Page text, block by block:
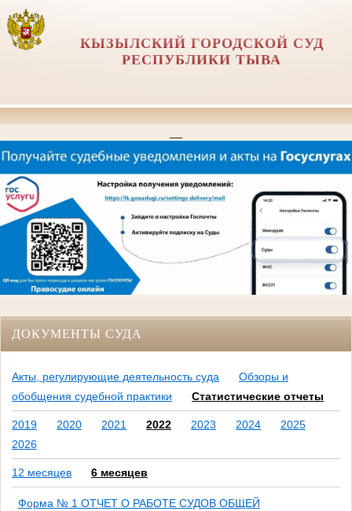
КЫЗЫЛСКИЙ ГОРОДСКОЙ СУД
РЕСПУБЛИКИ ТЫВА
ДОКУМЕНТЫ СУДА
Акты, регулирующие деятельность суда
Обзоры и
обобщения судебной практики
Статистические отчеты
2019 2020 2021 2022 2023 2024
2025
2026
12 месяцев 6 месяцев
Форма № 1 ОТЧЕТ О РАБОТЕ СУДОВ ОБЩЕЙ